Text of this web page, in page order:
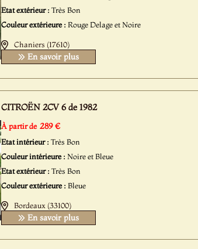
Etat extérieur : Très Bon
Couleur extérieure : Rouge Delage et Noire
Chaniers (17610)
En savoir plus
CITROËN 2CV 6 de 1982
À partir de 289 €
Etat intérieur : Très Bon
Couleur intérieure : Noire et Bleue
Etat extérieur : Très Bon
Couleur extérieure : Bleue
Bordeaux (33100)
En savoir plus